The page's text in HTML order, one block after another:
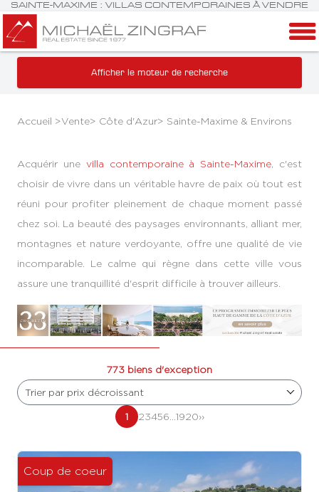
SAINTE-MAXIME : VILLAS CONTEMPORAINES À VENDRE
Afficher le moteur de recherche
Accueil >Vente> Côte d'Azur> Sainte-Maxime & Environs
Acquérir une villa contemporaine à Sainte-Maxime , c'est
choisir de vivre dans un véritable havre de paix où tout est
réuni pour profiter pleinement de chaque moment passé
chez soi. La beauté des paysages environnants, alliant mer,
montagnes et nature verdoyante, offre une qualité de vie
incomparable. Le calme qui règne dans cette ville vous
assure une tranquillité d'esprit difficile à trouver ailleurs.
773 biens d'exception
Trier par prix décroissant
1 23456 1920››
Coup de coeur